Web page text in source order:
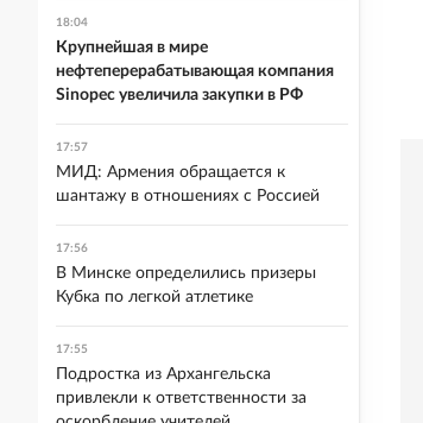
18:04
Крупнейшая в мире
нефтеперерабатывающая компания
Sinopec увеличила закупки в РФ
17:57
МИД: Армения обращается к
шантажу в отношениях с Россией
17:56
В Минске определились призеры
Кубка по легкой атлетике
17:55
Подростка из Архангельска
привлекли к ответственности за